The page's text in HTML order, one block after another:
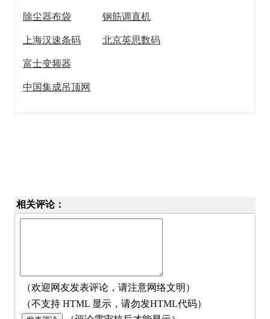
除尘器布袋
上海汉速条码
富士变频器
中国集成吊顶网
钢筋调直机
北京英思数码
相关评论：
（欢迎网友发表评论，请注意网络文明）
（不支持 HTML 显示，请勿发HTML代码）